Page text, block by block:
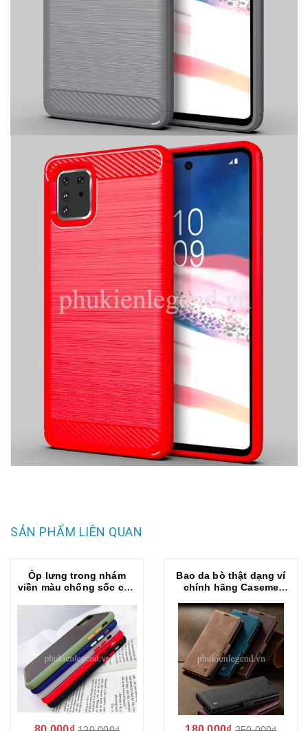
SẢN PHẨM LIÊN QUAN
Ốp lưng trong nhám
viền màu chống sốc cho
10 Lite
Bao da bò thật dạng ví
chính hãng Caseme
10 Lite